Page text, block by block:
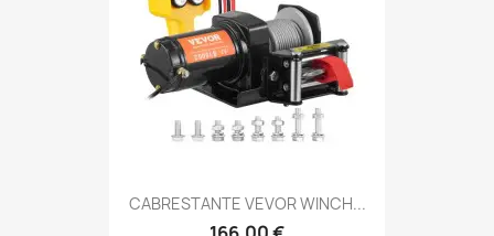
CABRESTANTE VEVOR WINCH...